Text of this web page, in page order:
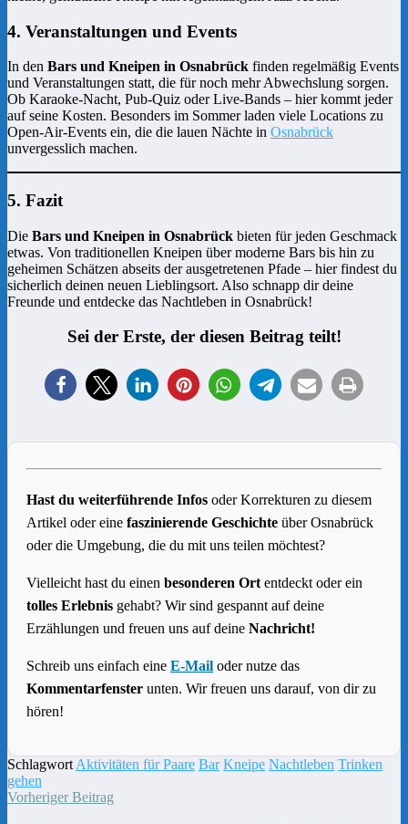
4. Veranstaltungen und Events
In den Bars und Kneipen in Osnabrück finden regelmäßig Events
und Veranstaltungen statt, die für noch mehr Abwechslung sorgen.
Ob Karaoke-Nacht, Pub-Quiz oder Live-Bands – hier kommt jeder
auf seine Kosten. Besonders im Sommer laden viele Locations zu
Open-Air-Events ein, die die lauen Nächte in Osnabrück
unvergesslich machen.
5. Fazit
Die Bars und Kneipen in Osnabrück bieten für jeden Geschmack
etwas. Von traditionellen Kneipen über moderne Bars bis hin zu
geheimen Schätzen abseits der ausgetretenen Pfade – hier findest du
sicherlich deinen neuen Lieblingsort. Also schnapp dir deine
Freunde und entdecke das Nachtleben in Osnabrück!
Sei der Erste, der diesen Beitrag teilt!
Hast du weiterführende Infos oder Korrekturen zu diesem
Artikel oder eine faszinierende Geschichte über Osnabrück
oder die Umgebung, die du mit uns teilen möchtest?
Vielleicht hast du einen besonderen Ort entdeckt oder ein
tolles Erlebnis gehabt? Wir sind gespannt auf deine
Erzählungen und freuen uns auf deine Nachricht!
Schreib uns einfach eine E-Mail oder nutze das
Kommentarfenster unten. Wir freuen uns darauf, von dir zu
hören!
Schlagwort Aktivitäten für Paare Bar Kneipe Nachtleben Trinken
gehen
Vorheriger Beitrag